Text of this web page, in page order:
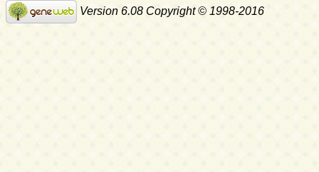
Version 6.08 Copyright © 1998-2016